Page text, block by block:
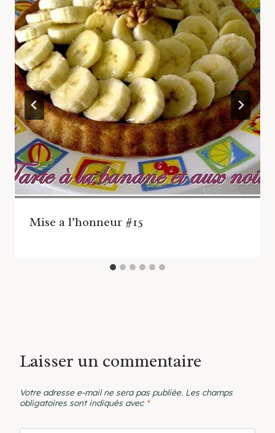
Mise a l’honneur #15
Laisser un commentaire
Votre adresse e-mail ne sera pas publiée. Les champs
obligatoires sont indiqués avec *